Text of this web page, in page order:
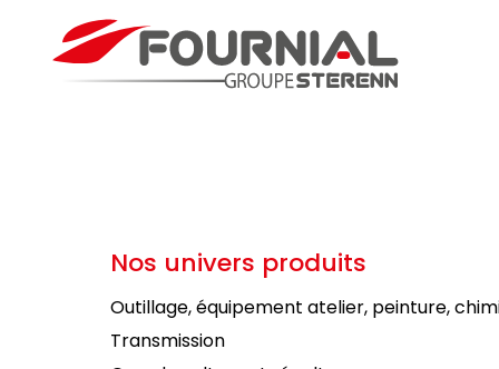
Nos univers produits
Outillage, équipement atelier, peinture,
Transmission